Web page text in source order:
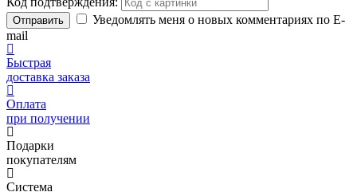
Отправить
Уведомлять меня о новых комментариях по E-
mail
Быстрая
доставка заказа
Оплата
при получении
Подарки
покупателям
Система